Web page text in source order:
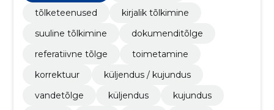
tõlketeenused
kirjalik tõlkimine
suuline tõlkimine
dokumenditõlge
referatiivne tõlge
toimetamine
korrektuur
küljendus / kujundus
vandetõlge
küljendus
kujundus